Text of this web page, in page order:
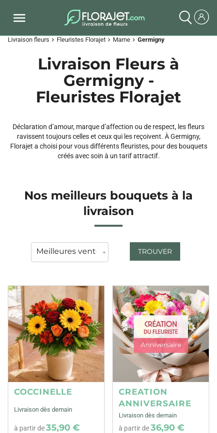
Livraison fleurs chevron_right Fleuristes Florajet chevron_right Marne chevron_right Germigny
Livraison Fleurs à
Germigny -
Fleuristes Florajet
Déclaration d’amour, marque d’affection ou de respect, les fleurs
ravissent toujours celles et ceux qui les reçoivent. À Germigny,
Florajet a choisi pour vous différents fleuristes, pour des bouquets
créés avec soin à un tarif attractif.
Nos meilleurs bouquets à la
livraison
TROUVER
COCCINELLE
Livraison dès demain
à partir de35,90 €
CREATION
ANNIVERSAIRE
Livraison dès demain
à partir de36,90 €